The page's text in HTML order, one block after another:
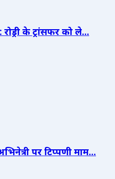
के ट्रांसफर को ले...
पर टिप्पणी माम...